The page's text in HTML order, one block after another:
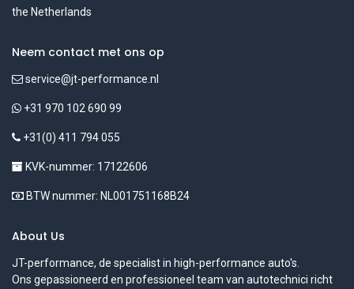
the Netherlands
Neem contact met ons op
service@jt-performance.nl
+31 970 102 690 99
+31(0) 411 794 055
KVK-nummer: 17122606
BTW nummer: NL001751168B24
About Us
JT-performance, de specialist in high-performance auto's.
Ons gepassioneerd en professioneel team van autotechnici richt